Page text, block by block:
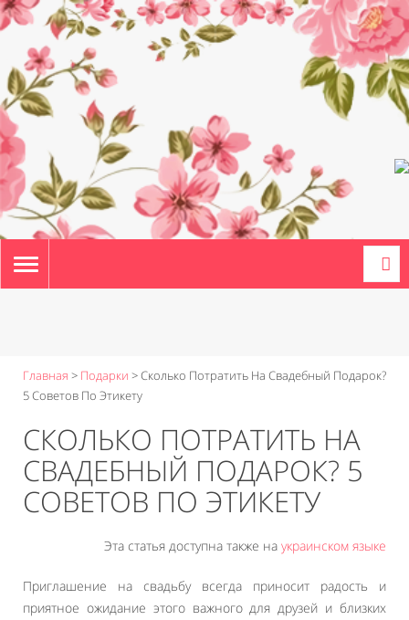
TOGGLE
NAVIGATION
Главная > Подарки >Сколько Потратить На Свадебный Подарок?
5 Советов По Этикету
СКОЛЬКО ПОТРАТИТЬ НА
СВАДЕБНЫЙ ПОДАРОК? 5
СОВЕТОВ ПО ЭТИКЕТУ
Эта статья доступна также на украинском языке
Приглашение на свадьбу всегда приносит радость и
приятное ожидание этого важного для друзей и близких